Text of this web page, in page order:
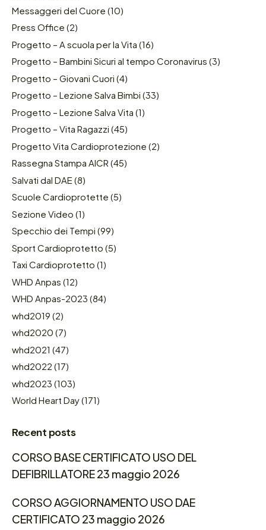
Messaggeri del Cuore (10)
Press Office (2)
Progetto – A scuola per la Vita (16)
Progetto – Bambini Sicuri al tempo Coronavirus (3)
Progetto – Giovani Cuori (4)
Progetto – Lezione Salva Bimbi (33)
Progetto – Lezione Salva Vita (1)
Progetto – Vita Ragazzi (45)
Progetto Vita Cardioprotezione (2)
Rassegna Stampa AICR (45)
Salvati dal DAE (8)
Scuole Cardioprotette (5)
Sezione Video (1)
Specchio dei Tempi (99)
Sport Cardioprotetto (5)
Taxi Cardioprotetto (1)
WHD Anpas (12)
WHD Anpas-2023 (84)
whd2019 (2)
whd2020 (7)
whd2021 (47)
whd2022 (17)
whd2023 (103)
World Heart Day(171)
Recent posts
CORSO BASE CERTIFICATO USO DEL
DEFIBRILLATORE 23 maggio 2026
CORSO AGGIORNAMENTO USO DAE
CERTIFICATO 23 maggio 2026